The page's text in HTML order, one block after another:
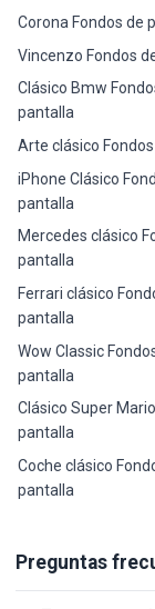
Corona Fondos de
Vincenzo Fondos
Clásico Bmw
pantalla
Arte clásico
iPhone Clásico
pantalla
Mercedes clásico
pantalla
Ferrari clásico
pantalla
Wow Classic
pantalla
Clásico Super
pantalla
Coche clásico
pantalla
Preguntas